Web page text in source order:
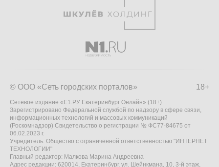
18+
© ООО «Сеть городских порталов»
Сетевое издание «Е1.РУ Екатеринбург Онлайн» (18+)
Зарегистрировано Федеральной службой по надзору в сфере связи,
информационных технологий и массовых коммуникаций
(Роскомнадзор) Свидетельство о регистрации № ФС77-84675 от
06.02.2023 г.
Учредитель: Общество с ограниченной ответственностью "ИНТЕРНЕТ
ТЕХНОЛОГИИ"
Главный редактор: Малкова Марина Андреевна
Адрес редакции: 620014, Екатеринбург, ул. Шейнкмана, 10, 3-й этаж,